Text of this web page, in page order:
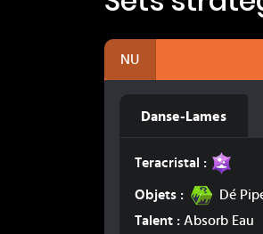
NU
Danse-Lames
Teracristal :
Objets : Dé Pipé
Dé
Talent : Absorb Eau